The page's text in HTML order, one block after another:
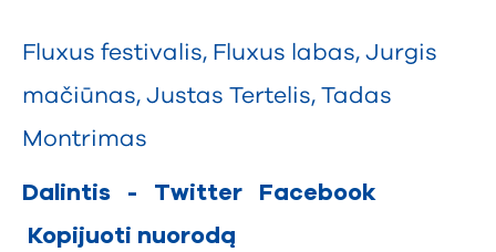
Fluxus festivalis, Fluxus labas, Jurgis
mačiūnas, Justas Tertelis, Tadas
Montrimas
Dalintis - Twitter
Facebook
Kopijuoti nuorodą